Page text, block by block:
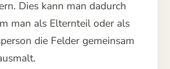
Dies kann man dadurch
man als Elternteil oder als
die Felder gemeinsam